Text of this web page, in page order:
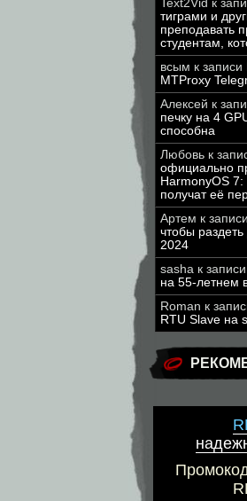
Text2Vid к
тиграми и
преподавать
студентам,
всым к записи
MTProxy
Алексей к
печку на 4
способна
Любовь к
официально
HarmonyOS
получат её
Артем к записи
чтобы
2024
sasha к записи
на 55-летнем
Roman к
RTU Slave на